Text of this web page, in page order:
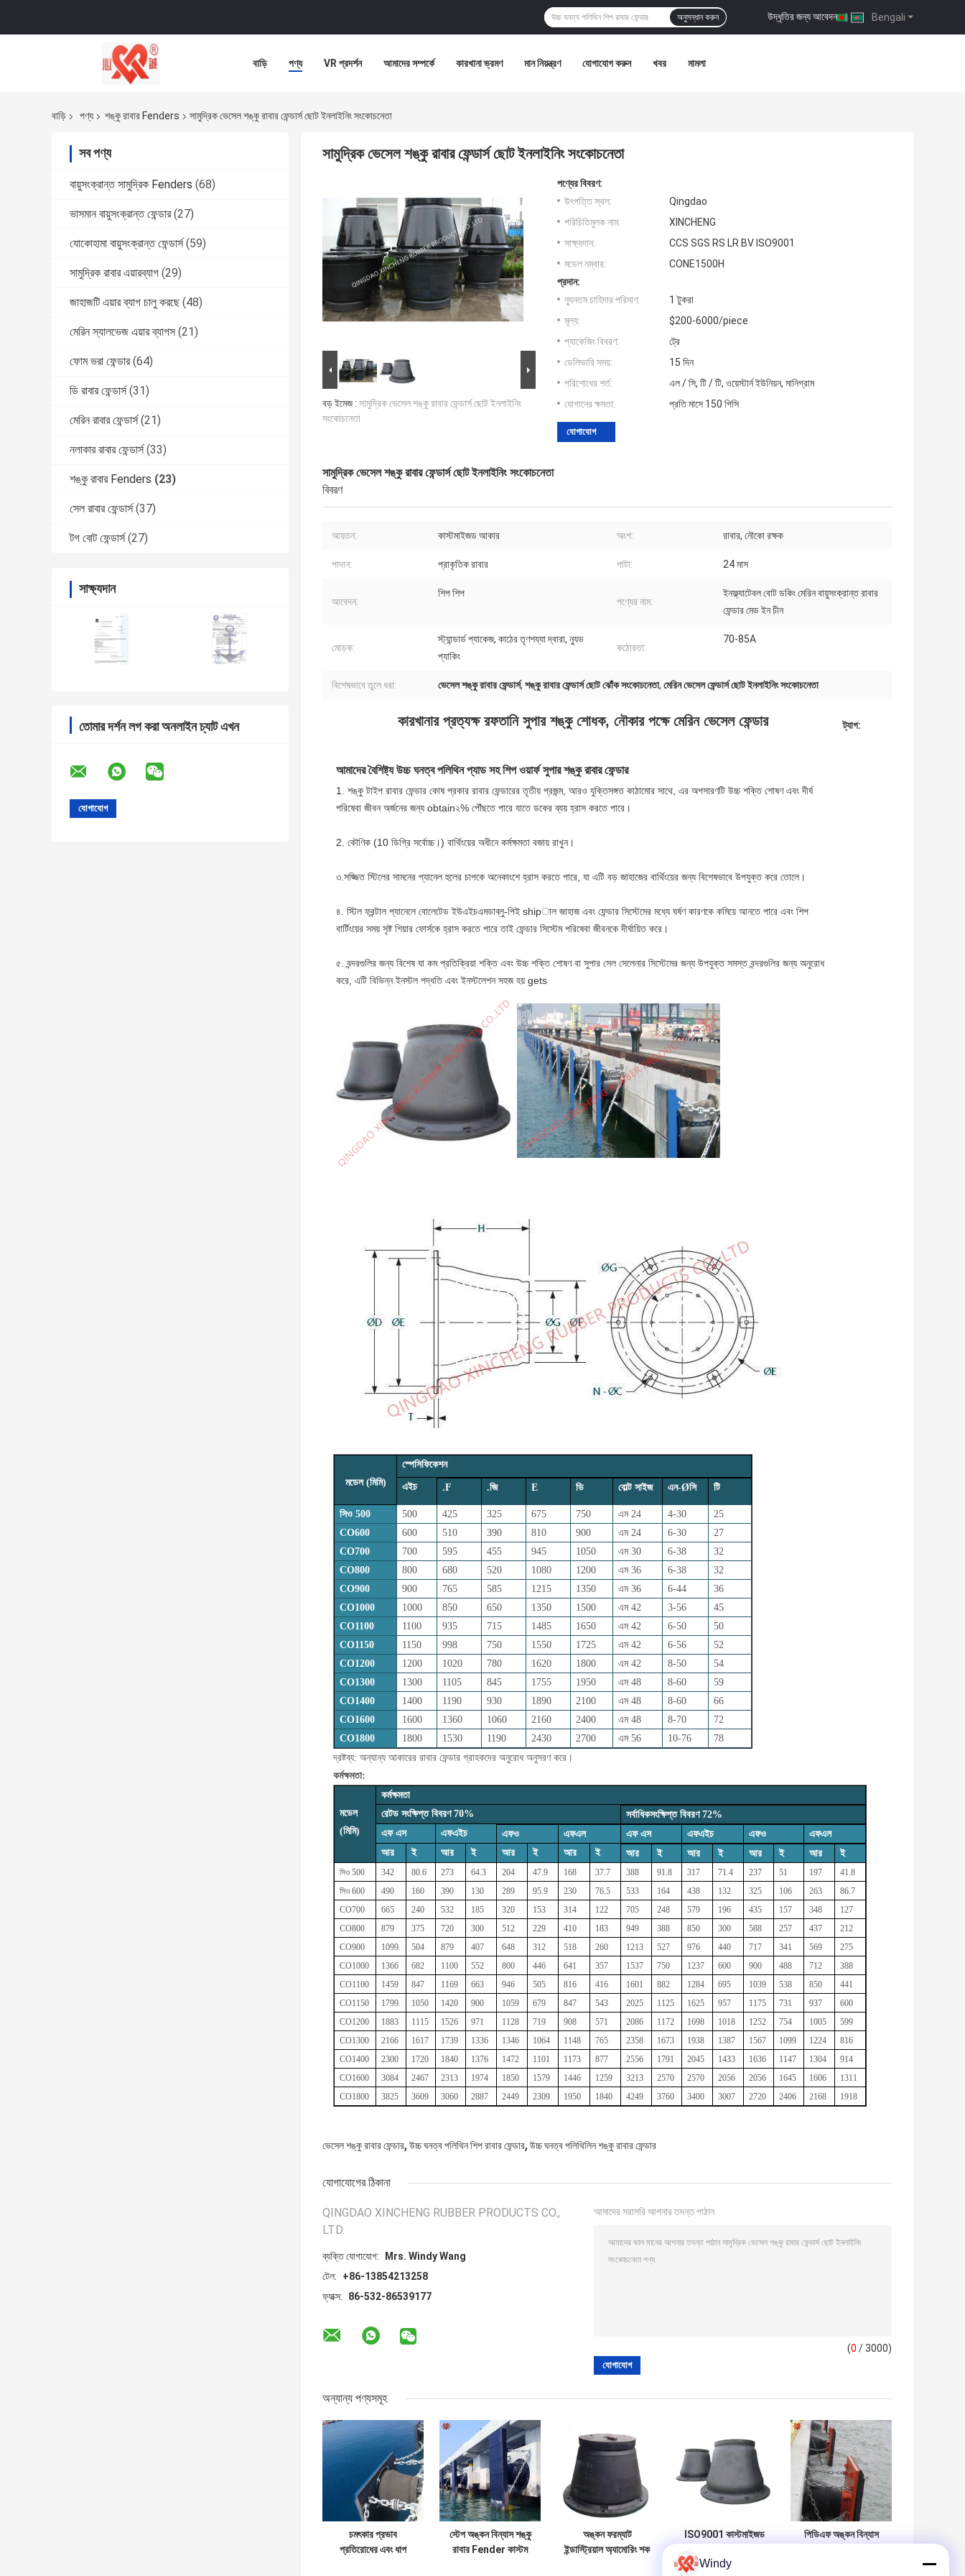
Bengali
উদ্ধৃতির জন্য আবেদন |
অনুসন্ধান করুন
বাড়ি পণ্য VR প্রদর্শন আমাদের সম্পর্কে কারখানা ভ্রমণ মান নিয়ন্ত্রণ যোগাযোগ করুন খবর মামলা
বাড়ি পণ্য শঙ্কু রাবার Fenders সামুদ্রিক ভেসেল শঙ্কু রাবার ফেন্ডার্স ছোট ইনলাইনিং সংকোচনেতা
সব পণ্য
বায়ুসংক্রান্ত সামুদ্রিক Fenders (68)
ভাসমান বায়ুসংক্রান্ত ফেন্ডার (27)
যোকোহামা বায়ুসংক্রান্ত ফেন্ডার্স (59)
সামুদ্রিক রাবার এয়ারব্যাগ (29)
জাহাজটি এয়ার ব্যাগ চালু করছে (48)
মেরিন স্যালভেজ এয়ার ব্যাগস (21)
ফোম ভরা ফেন্ডার (64)
ডি রাবার ফেন্ডার্স (31)
মেরিন রাবার ফেন্ডার্স (21)
নলাকার রাবার ফেন্ডার্স (33)
শঙ্কু রাবার Fenders (23)
সেল রাবার ফেন্ডার্স (37)
টগ বোট ফেন্ডার্স (27)
সাক্ষ্যদান
তোমার দর্শন লগ করা অনলাইন চ্যাট এখন
সামুদ্রিক ভেসেল শঙ্কু রাবার ফেন্ডার্স ছোট ইনলাইনিং সংকোচনেতা
বড় ইমেজ : সামুদ্রিক ভেসেল শঙ্কু রাবার ফেন্ডার্স ছোট ইনলাইনিং
সংকোচনেতা
পণ্যের বিবরণ:
উৎপত্তি স্থল:
Qingdao
পরিচিতিমুলক নাম:
XINCHENG
সাক্ষ্যদান:
CCS SGS RS LR BV ISO9001
মডেল নম্বার:
CONE1500H
প্রদান:
ন্যূনতম চাহিদার পরিমাণ:
1 টুকরা
মূল্য:
$200-6000/piece
প্যাকেজিং বিবরণ:
ট্রে
ডেলিভারি সময়:
15 দিন
পরিশোধের শর্ত:
এল / সি, টি / টি, ওয়েস্টার্ন ইউনিয়ন, মানিগ্রাম
যোগানের ক্ষমতা:
প্রতি মাসে 150 পিসি
যোগাযোগ
সামুদ্রিক ভেসেল শঙ্কু রাবার ফেন্ডার্স ছোট ইনলাইনিং সংকোচনেতা
বিবরণ
আয়তন: কাস্টমাইজড আকার অংশ: রাবার, নৌকো রক্ষক
পাদান: প্রাকৃতিক রাবার পাটা: 24 মাস
আবেদন:
শিপ শিপ
পণ্যের নাম:
ইনফ্ল্যাটেবল বোট ডকিং মেরিন বায়ুসংক্রান্ত রাবার
ফেন্ডার মেড ইন চীন
মোড়ক:
স্ট্যান্ডার্ড প্যাকেজ, কাঠের তৃণশয্যা দ্বারা, ন্যুড
প্যাকিং
কঠোরতা:
70-85A
বিশেষভাবে তুলে ধরা: ভেসেল শঙ্কু রাবার ফেন্ডার্স, শঙ্কু রাবার ফেন্ডার্স ছোট ঝোঁক সংকোচনেতা, মেরিন ভেসেল ফেন্ডার্স ছোট ইনলাইনিং সংকোচনেতা
কারখানার প্রত্যক্ষ রফতানি সুপার শঙ্কু শোধক, নৌকার পক্ষে মেরিন ভেসেল ফেন্ডার
আমাদের বৈশিষ্ট্য উচ্চ ঘনত্ব পলিথিন প্যাড সহ শিপ ওয়ার্ফ সুপার শঙ্কু রাবার ফেন্ডার
1. শঙ্কু টাইপ রাবার ফেন্ডার কোষ প্রকার রাবার ফেন্ডারের তৃতীয় প্রজন্ম, আরও যুক্তিসঙ্গত কাঠামোর সাথে, এর অপসারণটি উচ্চ শক্তি শোষণ এবং দীর্ঘ
পরিষেবা জীবন অর্জনের জন্য obtain২% পৌঁছতে পারে যাতে ডকের ব্যয় হ্রাস করতে পারে।
2. কৌণিক (10 ডিগ্রি সর্বোচ্চ।) বার্থিংয়ের অধীনে কর্মক্ষমতা বজায় রাখুন।
৩.সজ্জিত স্টিলের সামনের প্যানেল হুলের চাপকে অনেকাংশে হ্রাস করতে পারে, যা এটি বড় জাহাজের বার্থিংয়ের জন্য বিশেষভাবে উপযুক্ত করে তোলে।
৪. স্টিল ফ্রন্টাল প্যানেলে বোলেটেড ইউএইচএমডাব্লু-পিই shipাল জাহাজ এবং ফেন্ডার সিস্টেমের মধ্যে ঘর্ষণ কারণকে কমিয়ে আনতে পারে এবং শিপ
বার্টিংয়ের সময় সৃষ্ট শিয়ার ফোর্সকে হ্রাস করতে পারে তাই ফেন্ডার সিস্টেম পরিষেবা জীবনকে দীর্ঘায়িত করে।
৫. বন্দরগুলির জন্য বিশেষ যা কম প্রতিক্রিয়া শক্তি এবং উচ্চ শক্তি শোষণ বা সুপার সেল সেলেনার সিস্টেমের জন্য উপযুক্ত সমস্ত বন্দরগুলির জন্য অনুরোধ
করে, এটি বিভিন্ন ইনস্টল পদ্ধতি এবং ইনস্টলেশন সহজ হয় gets
মডেল (মিমি)
স্পেসিফিকেশন
এইচ .F .জি E ডি বোল্ট সাইজ এন-Øসি টি
সিও 500 500 425 325 675 750 এম 24 4-30
25
CO600
600 510 390 810 900 এম 24 6-30
27
CO700
700 595 455 945 1050 এম 30 6-38
32
CO800
800 680 520 1080 1200 এম 36 6-38
32
CO900
900 765 585 1215 1350 এম 36 6-44
36
CO1000
1000 850 650 1350 1500 এম 42 3-56
45
CO1100
1100 935 715 1485 1650 এম 42 6-50
50
CO1150
1150 998 750 1550 1725 এম 42 6-56
52
CO1200
1200 1020 780 1620 1800 এম 42 8-50
54
CO1300
1300 1105 845 1755 1950 এম 48 8-60
59
CO1400
1400 1190 930 1890 2100 এম 48 8-60
66
CO1600
1600 1360 1060 2160 2400 এম 48 8-70
72
CO1800
1800 1530 1190 2430 2700 এম 56 10-76
78
দ্রষ্টব্য: অন্যান্য আকারের রাবার ফেন্ডার গ্রাহকদের অনুরোধ অনুসরণ করে।
কর্মক্ষমতা:
মডেল
(মিমি)
কর্মক্ষমতা
রেটড সংক্ষিপ্ত বিবরণ 70%
সর্বাধিকসংক্ষিপ্ত বিবরণ 72%
এফ এস
এফএইচ এফও এফএল এফ এস এফএইচ এফও
এফএল
আর
ই আর ই আর ই আর ই আর ই আর ই আর ই আর ই
সিও 500 342 80.6 273 64.3 204 47.9 168 37.7 388 91.8 317 71.4 237 51 197
41.8
সিও 600
490 160 390 130 289 95.9 230 76.5 533 164 438 132 325 106 263
86.7
CO700
665 240 532 185 320 153 314 122 705 248 579 196 435 157 348
127
CO800
879 375 720 300 512 229 410 183 949 388 850 300 588 257 437
212
CO900
1099 504 879 407 648 312 518 260 1213 527 976 440 717 341 569
275
CO1000
1366 682 1100 552 800 446 641 357 1537 750 1237 600 900 488 712
388
CO1100
1459 847 1169 663 946 505 816 416 1601 882 1284 695 1039 538 850
441
CO1150
1799 1050 1420 900 1059 679 847 543 2025 1125 1625 957 1175 731 937
600
CO1200
1883 1115 1526 971 1128 719 908 571 2086 1172 1698 1018 1252 754 1005
599
CO1300
2166 1617 1739 1336 1346 1064 1148 765 2358 1673 1938 1387 1567 1099 1224
816
CO1400
2300 1720 1840 1376 1472 1101 1173 877 2556 1791 2045 1433 1636 1147 1304
914
CO1600
3084 2467 2313 1974 1850 1579 1446 1259 3213 2570 2570 2056 2056 1645 1606
1311
CO1800
3825 3609 3060 2887 2449 2309 1950 1840 4249 3760 3400 3007 2720 2406 2168 1918
ট্যাগ:
ভেসেল শঙ্কু রাবার ফেন্ডার, উচ্চ ঘনত্ব পলিথিন শিপ রাবার ফেন্ডার, উচ্চ ঘনত্ব পলিথিলিন শঙ্কু রাবার ফেন্ডার
যোগাযোগের ঠিকানা
QINGDAO XINCHENG RUBBER PRODUCTS CO.,
LTD.
ব্যক্তি যোগাযোগ:
Mrs. Windy Wang
টেল:
+86-13854213258
ফ্যাক্স:
86-532-86539177
আমাদের সরাসরি আপনার তদন্ত পাঠান
(0 / 3000)
অন্যান্য পণ্যসমূহ
চমৎকার প্রভাব
প্রতিরোধের এবং ধাপ
স্টেপ অঙ্কন বিন্যাস শঙ্কু
রাবার Fender কাস্টম
অঙ্কন ফরম্যাট
ইন্ডাস্ট্রিয়াল অ্যামোরিং শক
ISO9001 কাস্টমাইজড
প্রতিরোধের জন্য কালো
পিডিএফ অঙ্কন বিন্যাস
Windy